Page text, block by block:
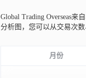
Global Trading Overseas来
分析图，您可以从交易次
月份